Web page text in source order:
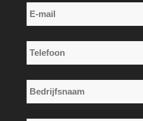
E-
mail
*
Telefoon
*
Bedrijfsnaam
*